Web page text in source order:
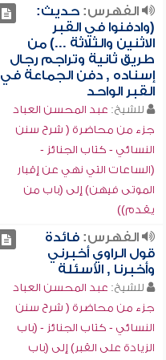
الفهرس:حديث:
(وادفنوا في القبر
الاثنين والثلاثة ...) من
طريق ثانية وتراجم رجال
إسناده , دفن الجماعة في
القبر الواحد
للشيخ: عبد المحسن العباد
جزء من محاضرة ( شرح سنن
النسائي - كتاب الجنائز -
(الساعات التي نهي عن إقبار
الموتى فيهن) إلى (باب من
يقدم))
الفهرس:فائدة
قول الراوي أخبرني
وأخبرنا , الأسئلة
للشيخ: عبد المحسن العباد
جزء من محاضرة ( شرح سنن
النسائي - كتاب الجنائز - (باب
الزيادة على القبر) إلى (باب